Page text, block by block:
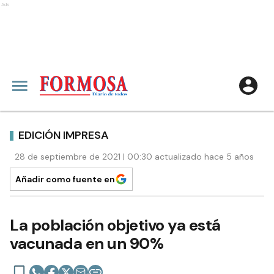
Ads
EDICIÓN IMPRESA
28 de septiembre de 2021 | 00:30 actualizado hace 5 años
Añadir como fuente en
La población objetivo ya está
vacunada en un 90%